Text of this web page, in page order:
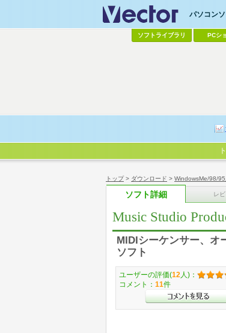
トップ> ダウンロード > WindowsMe/98/95
ソフト詳細 レ
Music Studio
MIDIシーケンサー、オ
ソフト
ユーザーの評価(12 人)：
コメント： 11件
パソコン
ソフトライブラリ PCシ